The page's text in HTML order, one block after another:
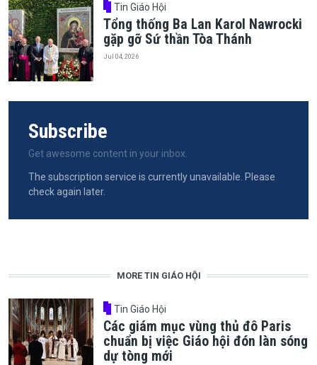
Tin Giáo Hội
Tổng thống Ba Lan Karol Nawrocki
gặp gỡ Sứ thần Tòa Thánh
Jul 04, 2026
Subscribe
Get awesome content in your inbox.
The subscription service is currently unavailable. Please
check again later.
MORE TIN GIÁO HỘI
Tin Giáo Hội
Các giám mục vùng thủ đô Paris
chuẩn bị việc Giáo hội đón làn sóng
dự tòng mới